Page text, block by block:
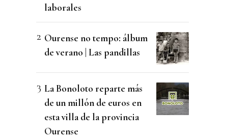
laborales
Ourense no tempo: álbum
de verano | Las pandillas
La Bonoloto reparte más
de un millón de euros en
esta villa de la provincia
Ourense